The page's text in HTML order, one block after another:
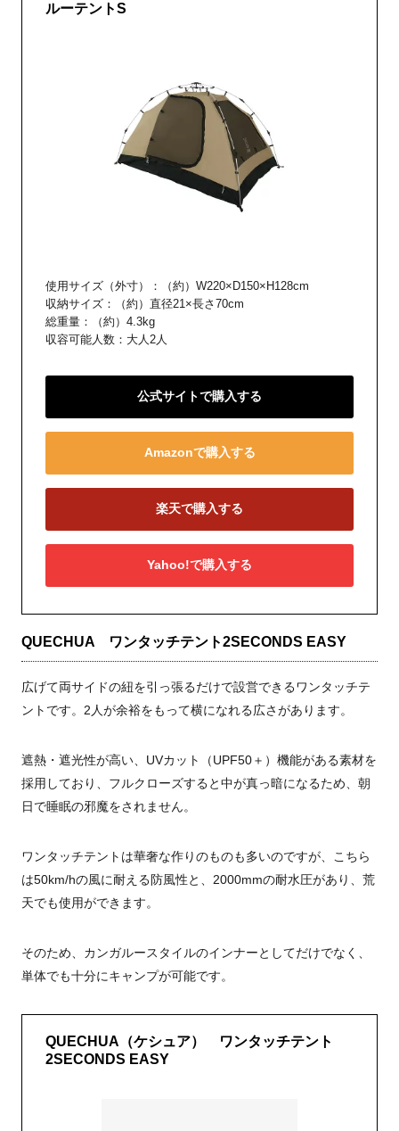
ルーテントS
使用サイズ（外寸）：（約）W220×D150×H128cm
収納サイズ：（約）直径21×長さ70cm
総重量：（約）4.3kg
収容可能人数：大人2人
公式サイトで購入する
Amazonで購入する
楽天で購入する
Yahoo!で購入する
QUECHUA ワンタッチテント2SECONDS EASY
広げて両サイドの紐を引っ張るだけで設営できるワンタッチテ
ントです。2人が余裕をもって横になれる広さがあります。
遮熱・遮光性が高い、UVカット（UPF50＋）機能がある素材を
採用しており、フルクローズすると中が真っ暗になるため、朝
日で睡眠の邪魔をされません。
ワンタッチテントは華奢な作りのものも多いのですが、こちら
は50km/hの風に耐える防風性と、2000mmの耐水圧があり、荒
天でも使用ができます。
そのため、カンガルースタイルのインナーとしてだけでなく、
単体でも十分にキャンプが可能です。
QUECHUA（ケシュア） ワンタッチテント
2SECONDS EASY